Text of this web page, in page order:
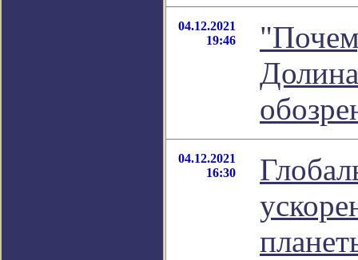
04.12.2021
19:46
04.12.2021
16:30